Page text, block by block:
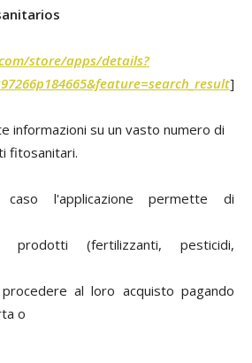
store/apps/details?
]
informazioni su un vasto numero di
fitosanitari.
l'applicazione permette di
(fertilizzanti, pesticidi,
al loro acquisto pagando
o